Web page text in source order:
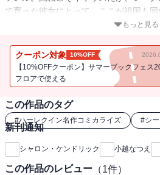
で育った彼女にとって、ここが祖国も
国を決めた理由はただひとつ－－幼い
思ったから。だが、彼女の真意を誤解
案をしてくる。“異性を知りたいのなら
ろう…！”
もっと見る
クーポン対象 10%OFF
【10%OFFクーポン】サマーブックフェス
フロアで使える
この作品のタグ
#ハーレクイン名作コミカライズ #シ
新刊通知
シャロン・ケンドリック 小越なつえ
この作品のレビュー （1件）